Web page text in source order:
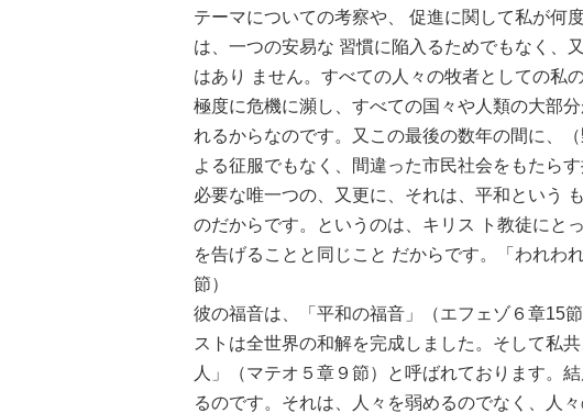
テーマについての考察や、 促進に関して私が何
は、一つの安易な 習慣に陥入るためでもなく、
はあり ません。すべての人々の牧者としての私
極度に危機に瀕し、すべての国々や人類の大部
れるからなのです。又この最後の数年の間に、
よる征服でもなく、間違った市民社会をもたら
必要な唯一つの、又更に、それは、平和という
のだからです。というのは、キリス ト教徒にと
を告げることと同じこと だからです。「われわ
節）
彼の福音は、「平和の福音」（エフェゾ６章15
ストは全世界の和解を完成しました。そして私
人」（マテオ５章９節）と呼ばれております。
るのです。それは、人々を弱めるのでなく、人